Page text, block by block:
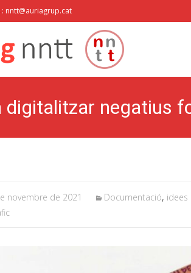
: nntt@auriagrup.cat
digitalitzar negatius
novembre de 2021 Documentació, idees